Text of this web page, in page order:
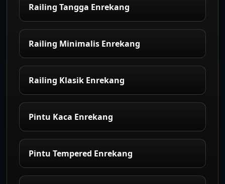
Railing Tangga Enrekang
Railing Minimalis Enrekang
Railing Klasik Enrekang
Pintu Kaca Enrekang
Pintu Tempered Enrekang